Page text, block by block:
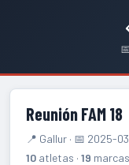
Reunión FAM 18
📍 Gallur · 📅 2025-
10 atletas · 19 marcas